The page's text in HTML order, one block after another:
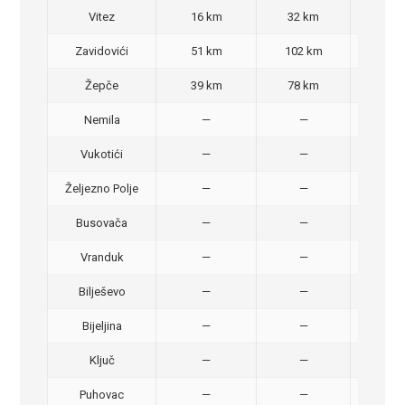
Vitez 16 km 32 km
Zavidovići 51 km 102 km
Žepče 39 km 78 km
Nemila — —
Vukotići — —
Željezno Polje — —
Busovača — —
Vranduk — —
Bilješevo — —
Bijeljina — —
Ključ — —
Puhovac — —